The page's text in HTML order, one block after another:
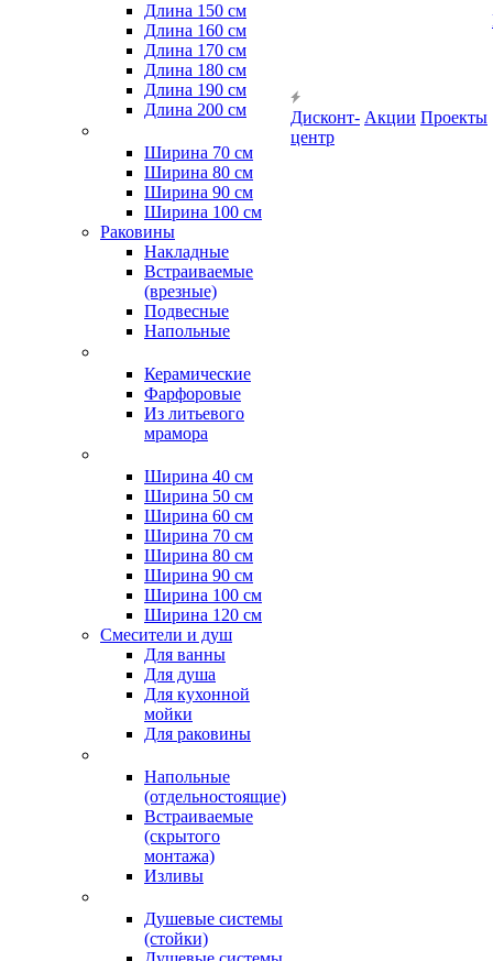
Длина 150 см
Длина 160 см
Длина 170 см
Длина 180 см
Длина 190 см
Длина 200 см
Ширина 70 см
Ширина 80 см
Ширина 90 см
Ширина 100 см
Раковины
Накладные
Встраиваемые
(врезные)
Подвесные
Напольные
Керамические
Фарфоровые
Из литьевого
мрамора
Ширина 40 см
Ширина 50 см
Ширина 60 см
Ширина 70 см
Ширина 80 см
Ширина 90 см
Ширина 100 см
Ширина 120 см
Смесители и душ
Для ванны
Для душа
Для кухонной
мойки
Для раковины
Напольные
(отдельностоящие)
Встраиваемые
(скрытого
монтажа)
Изливы
Душевые системы
(стойки)
Дисконт-
центр
Акции Проекты